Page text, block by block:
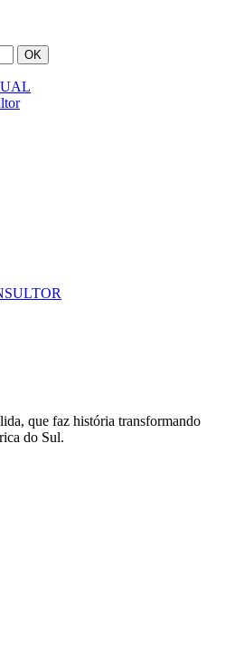
OK
que faz história transformando
do Sul.